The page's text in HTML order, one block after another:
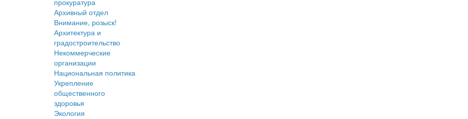
прокуратура
Архивный отдел
Внимание, розыск!
Архитектура и
градостроительство
Некоммерческие
организации
Национальная политика
Укрепление
общественного
здоровья
Экология